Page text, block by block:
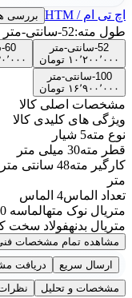
اچ تی ام / HTM بررسی
طول مته:52-سانتی-متر
52-سانتی-متر
۱۰٬۲۰۰٬۰۰۰
تومان
60-سانتی-متر
۱۱٬۳۳۰٬۰۰۰
100-سانتی-متر
۱۶٬۹۰۰٬۰۰۰
تومان
مشخصات اصلی کالا
ویژگی های کلیدی کالا
نوع مته5 شیار
قطر مته30 میلی متر
کارگیر مته
متر
تعداد الماس4 الماس
متریال نوک متهالماسه G80
متریال بدنهفولاد سخت
مشاهده تمام مشخصات
ارسال سریع
دریافت
مشخصات و تحلیل